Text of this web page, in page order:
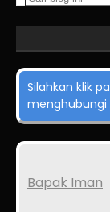
Silahkan klik
menghubungi
Bapak Iman